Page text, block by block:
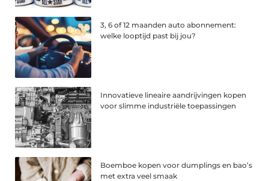
3, 6 of 12 maanden auto abonnement:
welke looptijd past bij jou?
Innovatieve lineaire aandrijvingen kopen
voor slimme industriële toepassingen
Boemboe kopen voor dumplings en bao’s
met extra veel smaak